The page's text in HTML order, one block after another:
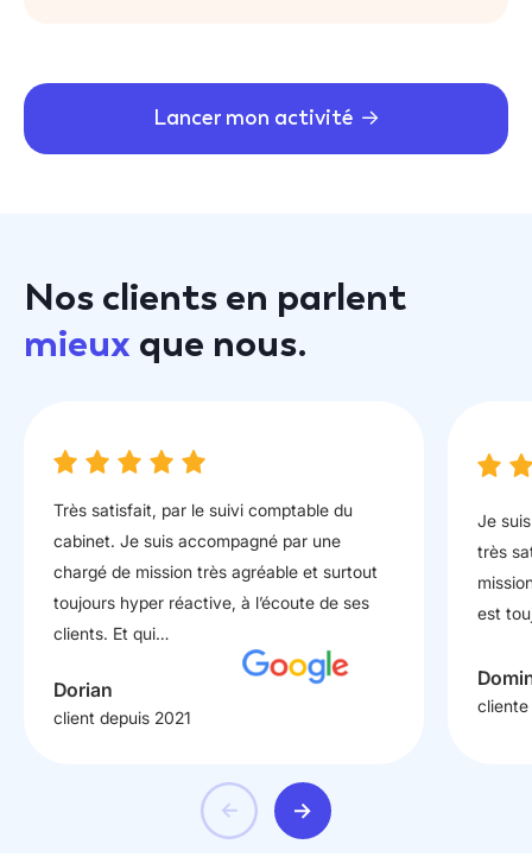
Lancer mon activité
Nos clients en parlent
mieux que nous.
Très satisfait, par le suivi comptable du
cabinet. Je suis accompagné par une
chargé de mission très agréable et surtout
toujours hyper réactive, à l’écoute de ses
clients. Et qui…
Dorian
client depuis 2021
Je
très
est
cliente